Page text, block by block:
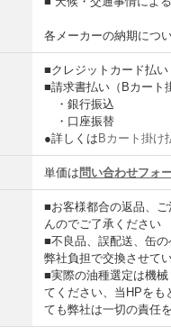
各メーカーの納期につ
■クレジットカード払い
■請求書払い（Bカート
・銀行振込
・口座振替
●詳しくは Bカート掛け
単価は 問い合わせフォ
■お客様都合の返品、
んのでご了承ください
■不良品、誤配送、缶
弊社負担で交換させて
■実際の油種選定は機
てください、当HPをも
ても弊社は一切の責任